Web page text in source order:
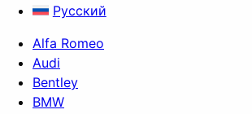
Русский
Alfa Romeo
Audi
Bentley
BMW